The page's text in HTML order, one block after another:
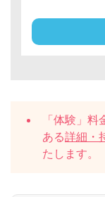
「体験」
ある詳細・
たします。